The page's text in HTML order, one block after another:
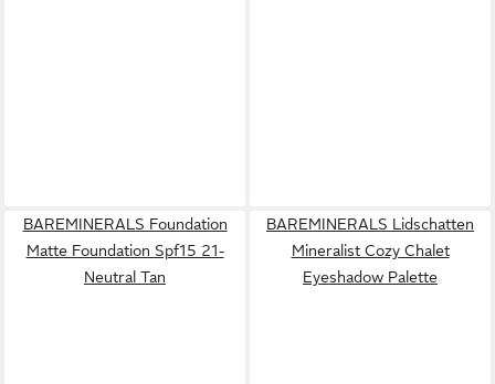
BAREMINERALS Foundation
Matte Foundation Spf15 21-
Neutral Tan
BAREMINERALS Lidschatten
Mineralist Cozy Chalet
Eyeshadow Palette